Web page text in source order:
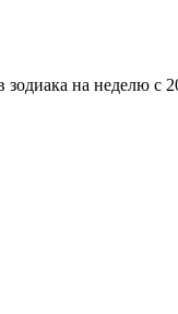
зодиака на неделю с